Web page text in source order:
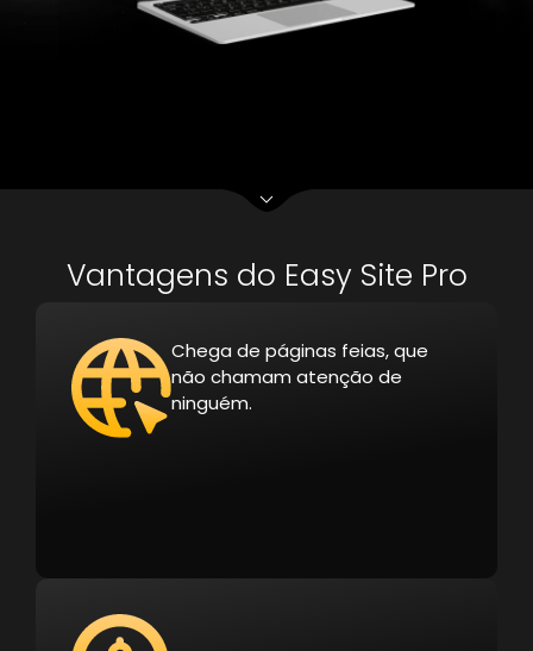
Vantagens do Easy Site Pro
Chega de páginas feias, que
não chamam atenção de
ninguém.